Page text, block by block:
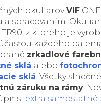
okuliarovVIF
a spracovaním.
z ktorého je
každého
zrkadlové
sklá alebo
sklá. Všetky
záruku na rámy.
si extra samostatné